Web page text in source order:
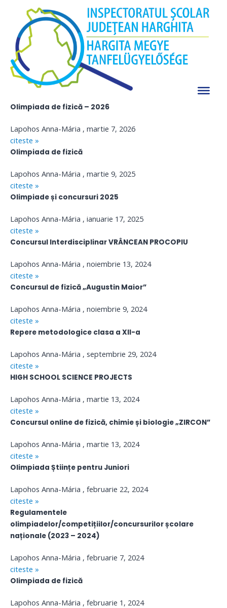
content
Fizică
Siteul actual este în curs de încărcare!
Vă mulţumim pentru înţelegere.
Click aici pentru a accesa pagina veche al ISJ Harghita.
Olimpiada de astronomie și astrofizică-2026
Lapohos Anna-Mária
martie 10, 2026
Olimpiada de fizică – 2026
Lapohos Anna-Mária
martie 7, 2026
citeste »
Olimpiada de fizică
Lapohos Anna-Mária
martie 9, 2025
citeste »
Olimpiade și concursuri 2025
Lapohos Anna-Mária
ianuarie 17, 2025
citeste »
Concursul Interdisciplinar VRÂNCEAN PROCOPIU
Lapohos Anna-Mária
noiembrie 13, 2024
citeste »
Concursul de fizică „Augustin Maior”
Lapohos Anna-Mária
noiembrie 9, 2024
citeste »
Repere metodologice clasa a XII-a
Lapohos Anna-Mária
septembrie 29, 2024
citeste »
HIGH SCHOOL SCIENCE PROJECTS
Lapohos Anna-Mária
martie 13, 2024
citeste »
Concursul online de fizică, chimie și biologie „ZIRCON”
Lapohos Anna-Mária
martie 13, 2024
citeste »
Olimpiada Științe pentru Juniori
Lapohos Anna-Mária
februarie 22, 2024
citeste »
Regulamentele
olimpiadelor/competițiilor/concursurilor școlare
naționale (2023 – 2024)
Lapohos Anna-Mária
februarie 7, 2024
citeste »
Olimpiada de fizică
Lapohos Anna-Mária
februarie 1, 2024